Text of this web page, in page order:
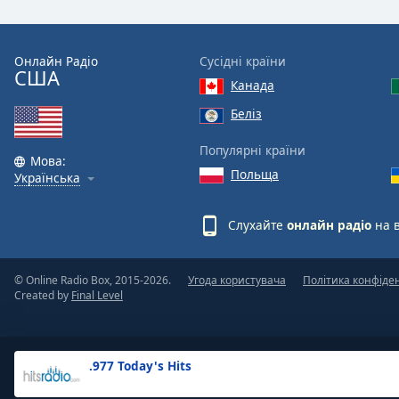
Text
Opacity
Background
.977 Today's Hits
Онлайн Радіо
США
Мова:
Українська
Сусідні країни
Канада
Беліз
Популярні країни
Польща
Слухайте онлайн радіо на
© Online Radio Box, 2015-2026.
Created by Final Level
Угода користувача Політика